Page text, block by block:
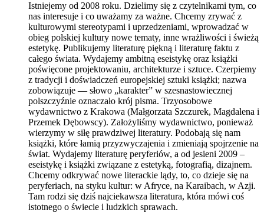
Istniejemy od 2008 roku. Dzielimy się z czytelnikami tym, co
nas interesuje i co uważamy za ważne. Chcemy zrywać z
kulturowymi stereotypami i uprzedzeniami, wprowadzać w
obieg polskiej kultury nowe tematy, inne wrażliwości i świeżą
estetykę. Publikujemy literaturę piękną i literaturę faktu z
całego świata. Wydajemy ambitną eseistykę oraz książki
poświęcone projektowaniu, architekturze i sztuce. Czerpiemy
z tradycji i doświadczeń europejskiej sztuki książki; nazwa
zobowiązuje — słowo „karakter” w szesnastowiecznej
polszczyźnie oznaczało krój pisma. Trzyosobowe
wydawnictwo z Krakowa (Małgorzata Szczurek, Magdalena i
Przemek Dębowscy). Założyliśmy wydawnictwo, ponieważ
wierzymy w siłę prawdziwej literatury. Podobają się nam
książki, które łamią przyzwyczajenia i zmieniają spojrzenie na
świat. Wydajemy literaturę peryferiów, a od jesieni 2009 –
eseistykę i książki związane z estetyką, fotografią, dizajnem.
Chcemy odkrywać nowe literackie lądy, to, co dzieje się na
peryferiach, na styku kultur: w Afryce, na Karaibach, w Azji.
Tam rodzi się dziś najciekawsza literatura, która mówi coś
istotnego o świecie i ludzkich sprawach.